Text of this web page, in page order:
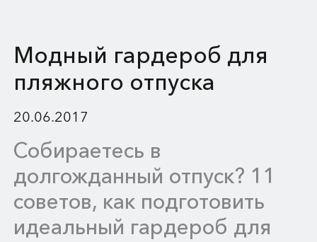
Модный гардероб для
пляжного отпуска
20.06.2017
Собираетесь в
долгожданный отпуск? 11
советов, как подготовить
идеальный гардероб для